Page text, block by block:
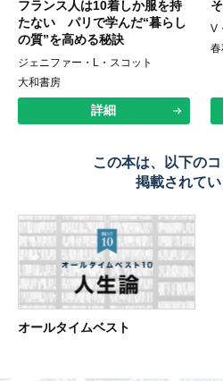
フランス人は10着しか服を持
たない パリで学んだ“暮らし
の質”を高める秘訣
ジェニファー・L・スコット
大和書房
詳細
V
春
この本は、以下の
掲載されてい
オールタイムベスト